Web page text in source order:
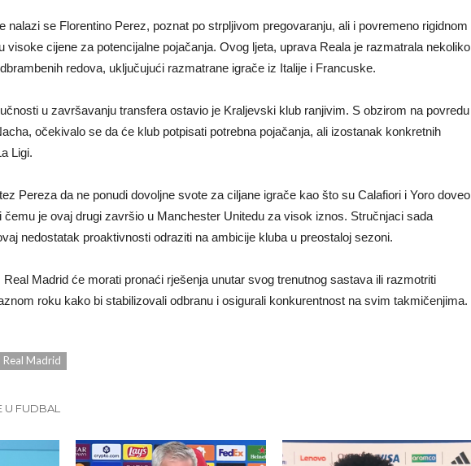
nalazi se Florentino Perez, poznat po strpljivom pregovaranju, ali i povremeno rigidnom
visoke cijene za potencijalne pojačanja. Ovog ljeta, uprava Reala je razmatrala nekoliko
redova, uključujući razmatrane igrače iz Italije i Francuske.
u završavanju transfera ostavio je Kraljevski klub ranjivim. S obzirom na povredu
očekivalo se da će klub potpisati potrebna pojačanja, ali izostanak konkretnih
Ligi.
Pereza da ne ponudi dovoljne svote za ciljane igrače kao što su Calafiori i Yoro doveo
čemu je ovaj drugi završio u Manchester Unitedu za visok iznos. Stručnjaci sada
nedostatak proaktivnosti odraziti na ambicije kluba u preostaloj sezoni.
Madrid će morati pronaći rješenja unutar svog trenutnog sastava ili razmotriti
roku kako bi stabilizovali odbranu i osigurali konkurentnost na svim takmičenjima.
Real Madrid
U FUDBAL